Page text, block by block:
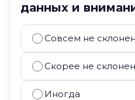
данных и
Совсем не склонен
Скорее не склонен
Иногда